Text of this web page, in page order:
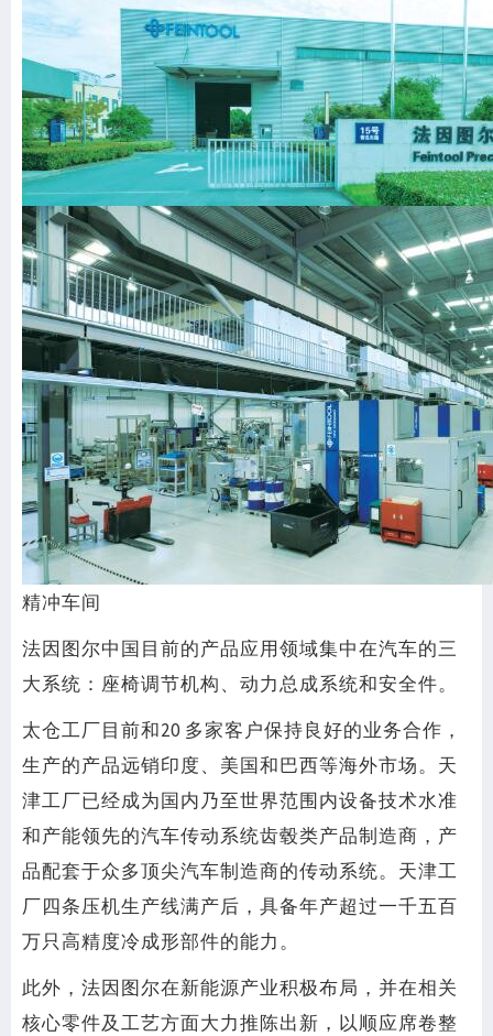
精冲车间
法因图尔中国目前的产品应用领域集中在汽车的三
大系统：座椅调节机构、动力总成系统和安全件。
太仓工厂目前和20 多家客户保持良好的业务合作，
生产的产品远销印度、美国和巴西等海外市场。天
津工厂已经成为国内乃至世界范围内设备技术水准
和产能领先的汽车传动系统齿毂类产品制造商，产
品配套于众多顶尖汽车制造商的传动系统。天津工
厂四条压机生产线满产后，具备年产超过一千五百
万只高精度冷成形部件的能力。
此外，法因图尔在新能源产业积极布局，并在相关
核心零件及工艺方面大力推陈出新，以顺应席卷整